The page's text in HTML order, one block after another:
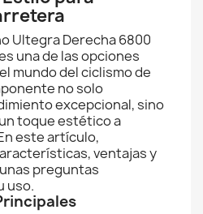
Ultegra Derecha 6800
una de las opciones
mundo del ciclismo de
no solo
excepcional, sino
toque estético a
este artículo,
ventajas y
preguntas
uso.